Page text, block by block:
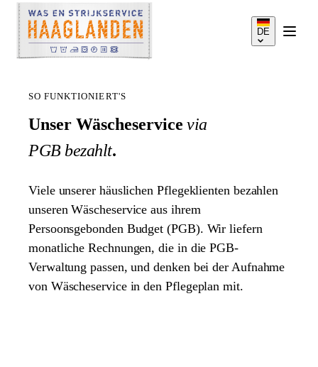
DE
SO FUNKTIONIERT'S
PREISE
EINZUGSGEBIET
SO FUNKTIONIERT'S
Unser Wäscheservice via
PGB bezahlt.
Viele unserer häuslichen Pflegeklienten bezahlen
unseren Wäscheservice aus ihrem
Persoonsgebonden Budget (PGB). Wir liefern
monatliche Rechnungen, die in die PGB-
Verwaltung passen, und denken bei der Aufnahme
von Wäscheservice in den Pflegeplan mit.